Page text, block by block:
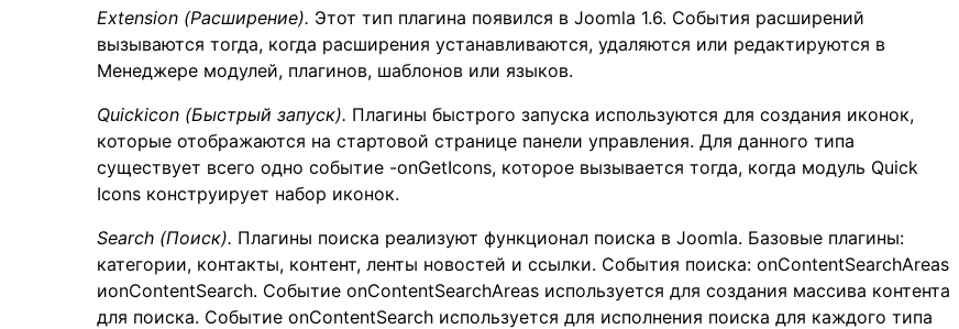
Extension (Расширение). Этот тип плагина появился в Joomla 1.6. События расширений
вызываются тогда, когда расширения устанавливаются, удаляются или редактируются в
Менеджере модулей, плагинов, шаблонов или языков.
Quickicon (Быстрый запуск). Плагины быстрого запуска используются для создания иконок,
которые отображаются на стартовой странице панели управления. Для данного типа
существует всего одно событие -onGetIcons, которое вызывается тогда, когда модуль Quick
Icons конструирует набор иконок.
Search (Поиск). Плагины поиска реализуют функционал поиска в Joomla. Базовые плагины:
категории, контакты, контент, ленты новостей и ссылки. События поиска: onContentSearchAreas
иonContentSearch. Событие onContentSearchAreas используется для создания массива контента
для поиска. Событие onContentSearch используется для исполнения поиска для каждого типа